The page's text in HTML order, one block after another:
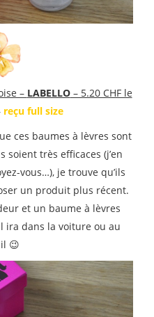
– LABELLO– 5.20 CHF le
reçu full size
ces baumes à lèvres sont
soient très efficaces (j’en
vous…), je trouve qu’ils
un produit plus récent.
et un baume à lèvres
ira dans la voiture ou au
😉